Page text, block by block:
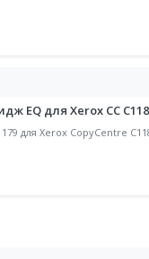
EQ для Xerox СС
для Xerox CopyCentre